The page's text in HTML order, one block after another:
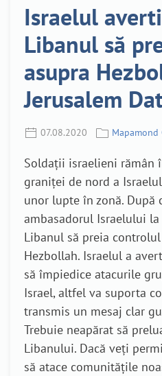
Israelul
Libanul să
asupra
Jerusalem
07.08.2020 Mapamond
Soldații israelieni rămân
graniței de nord a
unor lupte în zonă. După
ambasadorul Israelului la
Libanul să preia
Hezbollah. Israelul a
să împiedice atacurile
Israel, altfel va suporta
transmis un mesaj clar
Trebuie neapărat să
Libanului. Dacă veți
să atace comunitățile